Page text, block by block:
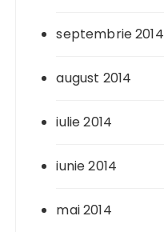
septembrie 2014
august 2014
iulie 2014
iunie 2014
mai 2014